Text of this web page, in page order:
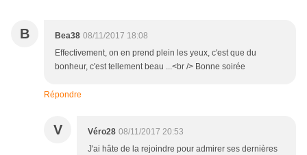
B Bea38 08/11/2017 18:08
Effectivement, on en prend plein les yeux, c'est que du
bonheur, c'est tellement beau ...<br /> Bonne soirée
Répondre
V Véro28 08/11/2017 20:53
J'ai hâte de la rejoindre pour admirer ses dernières